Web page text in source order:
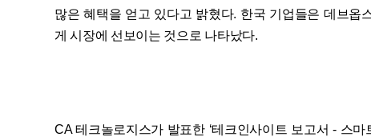
많은 혜택을 얻고 있다고 밝혔다. 한국 기업들은 데브옵
게 시장에 선보이는 것으로 나타났다.
CA 테크놀로지스가 발표한 ‘테크인사이트 보고서 - 스